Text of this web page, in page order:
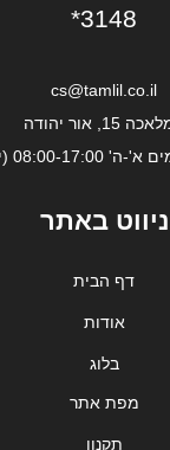
*3148
cs@tamlil.co.il
15, אור יהודה
(יום ו' סגור)
ניווט באתר
דף הבית
אודות
בלוג
מפת אתר
תקנון